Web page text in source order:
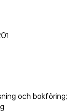
och bokföring;